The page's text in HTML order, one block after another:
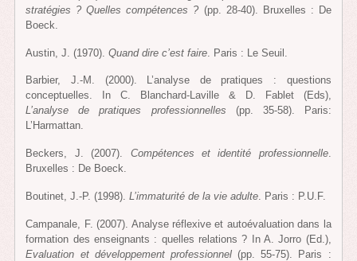
stratégies ? Quelles compétences ? (pp. 28-40). Bruxelles : De
Boeck.
Austin, J. (1970).Quand dire c’est faire . Paris : Le Seuil.
Barbier, J.-M. (2000). L’analyse de pratiques : questions
conceptuelles. In C. Blanchard-Laville & D. Fablet (Eds),
L’analyse de pratiques professionnelles (pp. 35-58). Paris:
L’Harmattan.
Beckers, J. (2007). Compétences et identité professionnelle.
Bruxelles : De Boeck.
Boutinet, J.-P. (1998).L’immaturité de la vie adulte . Paris : P.U.F.
Campanale, F. (2007). Analyse réflexive et autoévaluation dans la
formation des enseignants : quelles relations ? In A. Jorro (Ed.),
Evaluation et développement professionnel(pp. 55-75). Paris :